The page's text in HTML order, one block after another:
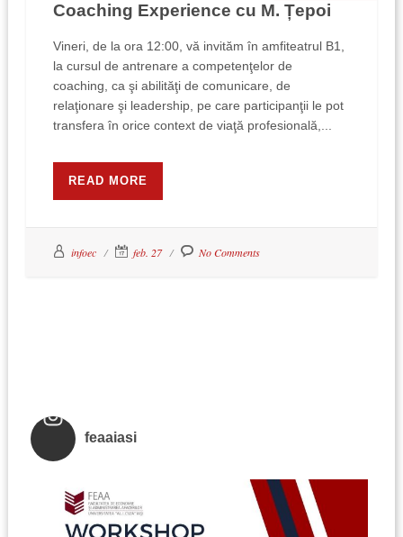
Coaching Experience cu M. Țepoi
Vineri, de la ora 12:00, vă invităm în amfiteatrul B1,
la cursul de antrenare a competenţelor de
coaching, ca şi abilităţi de comunicare, de
relaţionare şi leadership, pe care participanţii le pot
transfera în orice context de viaţă profesională,...
READ MORE
infoec feb. 27 No Comments
feaaiasi